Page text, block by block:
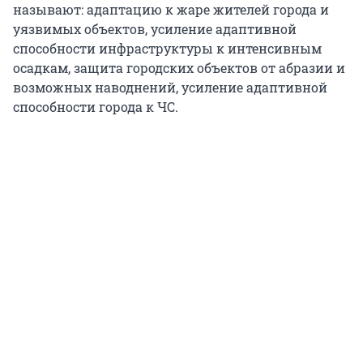
называют: адаптацию к жаре жителей города и
уязвимых объектов, усиление адаптивной
способности инфраструктуры к интенсивным
осадкам, защита городских объектов от абразии и
возможных наводнений, усиление адаптивной
способности города к ЧС.